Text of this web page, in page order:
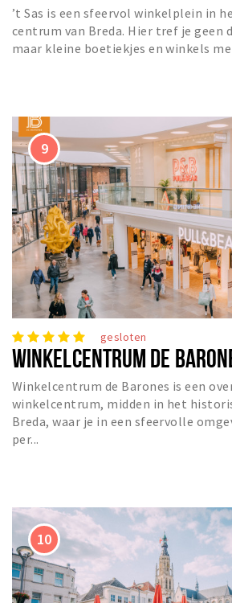
’t Sas is een sfeervol winkelplein in
centrum van Breda. Hier tref je geen
maar kleine boetiekjes en winkels
gesloten
WINKELCENTRUM DE
Winkelcentrum de Barones is een
winkelcentrum, midden in het
Breda, waar je in een sfeervolle
per...